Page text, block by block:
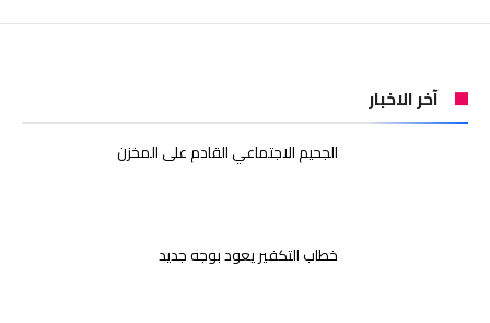
آخر الاخبار
الجحيم الاجتماعي القادم على المخزن
خطاب التكفير يعود بوجه جديد